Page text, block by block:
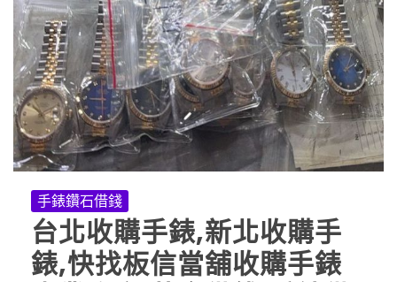
手錶鑽石借錢
台北收購手錶,新北收購手
錶,快找板信當舖收購手錶